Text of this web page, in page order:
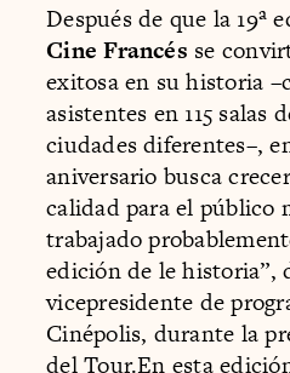
Después de que la 19ª
Cine Francés se
exitosa en su historia
asistentes en 115 salas
ciudades diferentes–,
aniversario busca
calidad para el público
trabajado
edición de le historia”,
vicepresidente de
Cinépolis, durante la
del Tour.En esta